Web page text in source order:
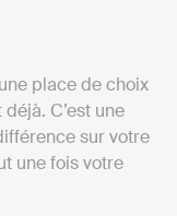
place de choix
C’est une
sur votre
une fois votre